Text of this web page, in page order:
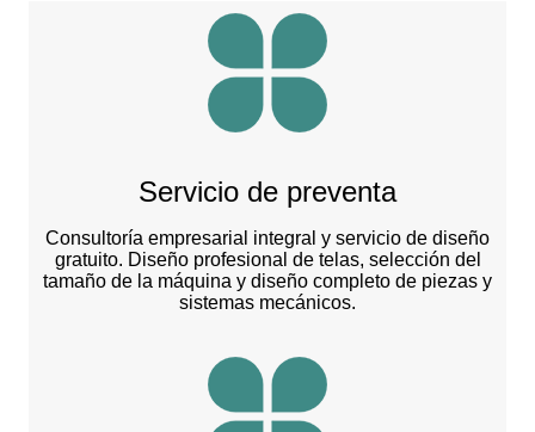
Servicio de preventa
Consultoría empresarial integral y servicio de diseño
gratuito. Diseño profesional de telas, selección del
tamaño de la máquina y diseño completo de piezas y
sistemas mecánicos.